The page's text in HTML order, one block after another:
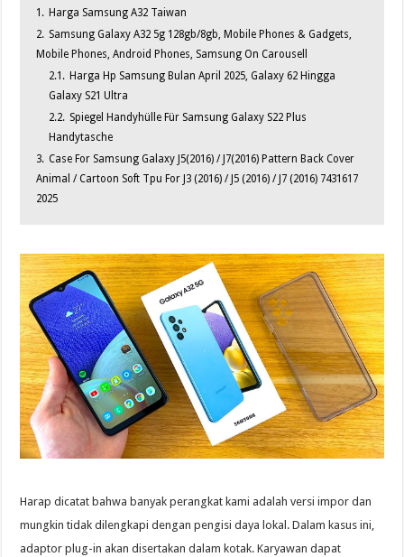
1. Harga Samsung A32 Taiwan
2. Samsung Galaxy A32 5g 128gb/8gb, Mobile Phones & Gadgets,
Mobile Phones, Android Phones, Samsung On Carousell
2.1. Harga Hp Samsung Bulan April 2025, Galaxy 62 Hingga
Galaxy S21 Ultra
2.2. Spiegel Handyhülle Für Samsung Galaxy S22 Plus
Handytasche
3. Case For Samsung Galaxy J5(2016) / J7(2016) Pattern Back Cover
Animal / Cartoon Soft Tpu For J3 (2016) / J5 (2016) / J7 (2016) 7431617
2025
Harap dicatat bahwa banyak perangkat kami adalah versi impor dan
mungkin tidak dilengkapi dengan pengisi daya lokal. Dalam kasus ini,
adaptor plug-in akan disertakan dalam kotak. Karyawan dapat